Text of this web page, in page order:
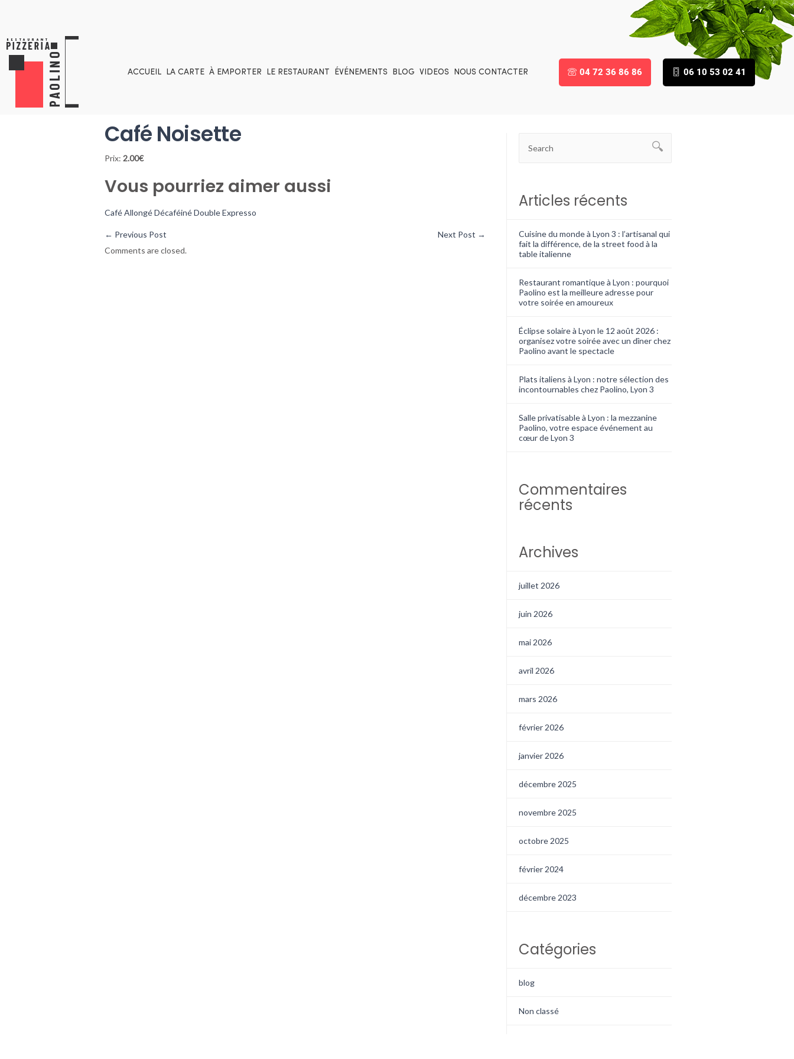
ACCUEIL LA CARTE À EMPORTER LE RESTAURANT ÉVÉNEMENTS BLOG VIDEOS NOUS CONTACTER 04 72 36 86 86 06 10 53 02 41
Café Noisette
Prix: 2.00€
Vous pourriez aimer aussi
Café AllongéDécaféinéDouble Expresso
← Previous Post Next Post →
Comments are closed.
Articles récents
Cuisine du monde à Lyon 3 : l’artisanal qui
fait la différence, de la street food à la
table italienne
Restaurant romantique à Lyon : pourquoi
Paolino est la meilleure adresse pour
votre soirée en amoureux
Éclipse solaire à Lyon le 12 août 2026 :
organisez votre soirée avec un dîner chez
Paolino avant le spectacle
Plats italiens à Lyon : notre sélection des
incontournables chez Paolino, Lyon 3
Salle privatisable à Lyon : la mezzanine
Paolino, votre espace événement au
cœur de Lyon 3
Commentaires
récents
Archives
juillet 2026
juin 2026
mai 2026
avril 2026
mars 2026
février 2026
janvier 2026
décembre 2025
novembre 2025
octobre 2025
février 2024
décembre 2023
Catégories
blog
Non classé